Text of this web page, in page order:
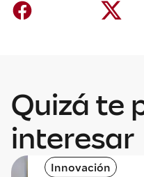
Quizá te
interesar
Innovación